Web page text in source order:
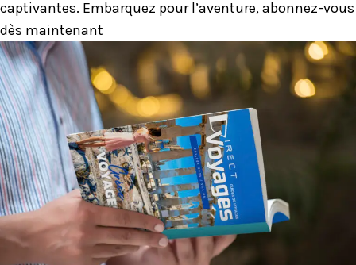
captivantes. Embarquez pour l’aventure, abonnez-vous
dès maintenant